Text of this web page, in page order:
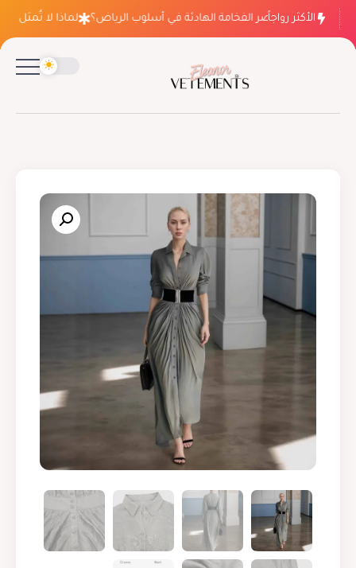
الأكثر رواجاً
لماذا ينتصر الفخامة الهادئة في أسلوب الرياض؟ لماذا لا تُمثل